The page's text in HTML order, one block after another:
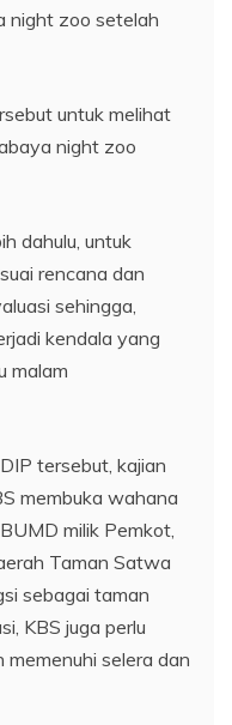
night zoo setelah
untuk melihat
night zoo
dahulu, untuk
rencana dan
sehingga,
kendala yang
malam
tersebut, kajian
membuka wahana
milik Pemkot,
Taman Satwa
sebagai taman
KBS juga perlu
selera dan